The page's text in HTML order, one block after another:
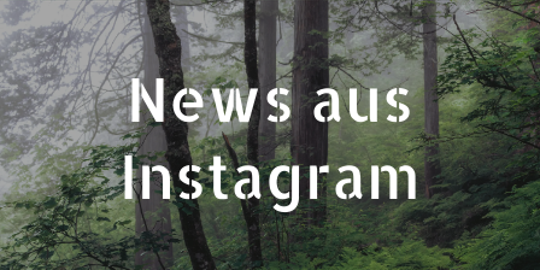
News aus
Instagram